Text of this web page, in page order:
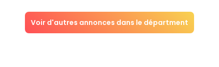
Voir d'autres annonces dans le départment